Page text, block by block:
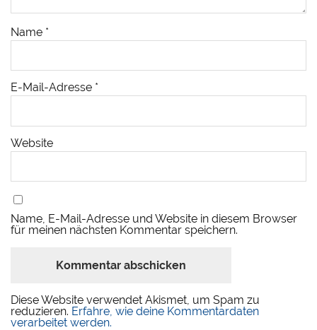
Name *
E-Mail-Adresse *
Website
Name, E-Mail-Adresse und Website in diesem Browser
für meinen nächsten Kommentar speichern.
Diese Website verwendet Akismet, um Spam zu
reduzieren. Erfahre, wie deine Kommentardaten
verarbeitet werden.